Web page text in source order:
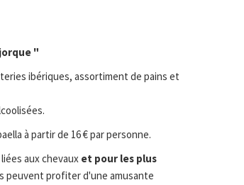
"
ibériques, assortiment de pains et
à partir de 16 € par personne.
aux chevaux et pour les plus
peuvent profiter d'une amusante